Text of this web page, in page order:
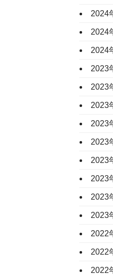
2024
2024
2024
2023
2023
2023
2023
2023
2023
2023
2023
2023
2022
2022
2022